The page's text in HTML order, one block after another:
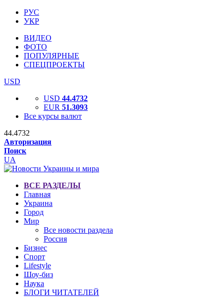
РУС
УКР
ВИДЕО
ФОТО
ПОПУЛЯРНЫЕ
СПЕЦПРОЕКТЫ
USD
USD 44.4732
EUR 51.3093
Все курсы валют
44.4732
Авторизация
Поиск
UA
ВСЕ РАЗДЕЛЫ
Главная
Украина
Город
Мир
Все новости раздела
Россия
Бизнес
Спорт
Lifestyle
Шоу-биз
Наука
БЛОГИ ЧИТАТЕЛЕЙ